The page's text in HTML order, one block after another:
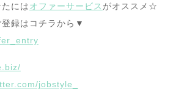
にはオファーサービス がオススメ☆
録はコチラから▼
jobstyle_